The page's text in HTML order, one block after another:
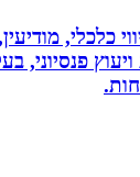
מודיעין,